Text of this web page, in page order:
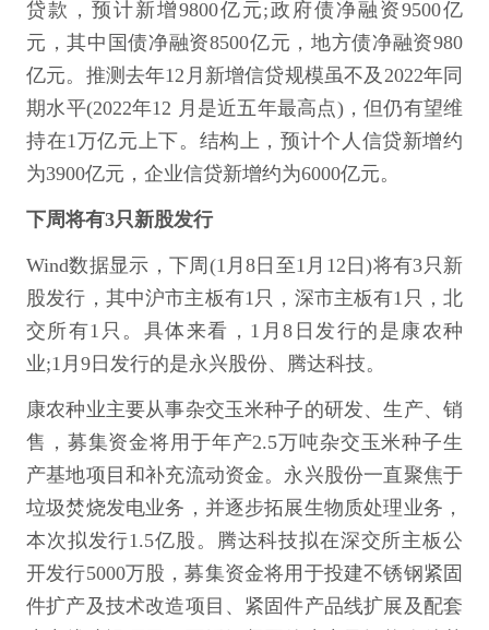
贷款，预计新增9800亿元;政府债净融资9500亿
元，其中国债净融资8500亿元，地方债净融资980
亿元。推测去年12月新增信贷规模虽不及2022年同
期水平(2022年12 月是近五年最高点)，但仍有望维
持在1万亿元上下。结构上，预计个人信贷新增约
为3900亿元，企业信贷新增约为6000亿元。
下周将有3只新股发行
Wind数据显示，下周(1月8日至1月12日)将有3只新
股发行，其中沪市主板有1只，深市主板有1只，北
交所有1只。具体来看，1月8日发行的是康农种
业;1月9日发行的是永兴股份、腾达科技。
康农种业主要从事杂交玉米种子的研发、生产、销
售，募集资金将用于年产2.5万吨杂交玉米种子生
产基地项目和补充流动资金。永兴股份一直聚焦于
垃圾焚烧发电业务，并逐步拓展生物质处理业务，
本次拟发行1.5亿股。腾达科技拟在深交所主板公
开发行5000万股，募集资金将用于投建不锈钢紧固
件扩产及技术改造项目、紧固件产品线扩展及配套